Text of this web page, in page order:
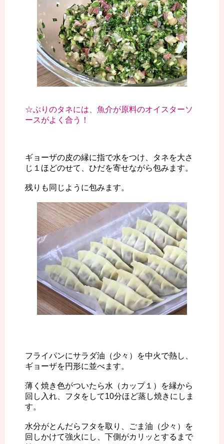
☆ぶりのタネには、魚介が原料のオイスターソ
ースがよく合う！
ギョーザの皮の縁に指で水をつけ、タネを大さ
じ１ほどのせて、ひだを寄せながら包みます。
残りも同じように包みます。
フライパンにサラダ油（少々）を中火で熱し、
ギョーザを円形に並べます。
薄く焼き色がついたら水（カップ１）を縁から
回し入れ、フタをして10分ほど蒸し焼きにしま
す。
水分がとんだらフタを取り、ごま油（少々）を
回しかけて強火にし、下側がカリッとするまで